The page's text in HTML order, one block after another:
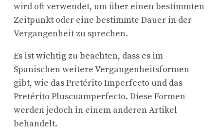
wird oft verwendet, um über einen bestimmten
Zeitpunkt oder eine bestimmte Dauer in der
Vergangenheit zu sprechen.
Es ist wichtig zu beachten, dass es im
Spanischen weitere Vergangenheitsformen
gibt, wie das Pretérito Imperfecto und das
Pretérito Pluscuamperfecto. Diese Formen
werden jedoch in einem anderen Artikel
behandelt.